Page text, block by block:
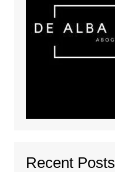
Recent Posts